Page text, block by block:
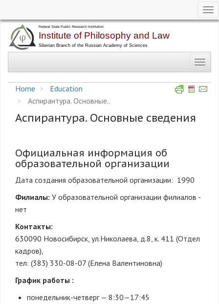
main
Home
Education
Аспирантура. Основные..
Аспирантура. Основные сведения
Официальная информация об
образовательной организации
Дата создания образовательной организации: 1990
Филиалы: У образовательной организации филиалов -
нет
Контакты:
630090 Новосибирск, ул.Николаева, д.8, к. 411 (Отдел
кадров),
тел: (383) 330-08-07 (Елена Валентиновна)
График работы :
понедельник-четверг — 8:30—17:45